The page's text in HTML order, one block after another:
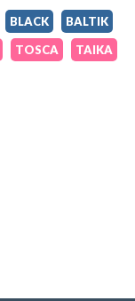
BLACK
BALTIK
TOSCA TAIKA